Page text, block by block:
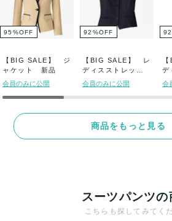
95 %OFF
【BIG SALE】 ジ
ャケット 新品
会員のみに公開
92 %OFF
【BIG SALE】 レ
ディスストレッチ
ベスト 新...
会員のみに公開
92
デ
会
商品をもっと見る
スーツパンツの
こちらも探してみてく